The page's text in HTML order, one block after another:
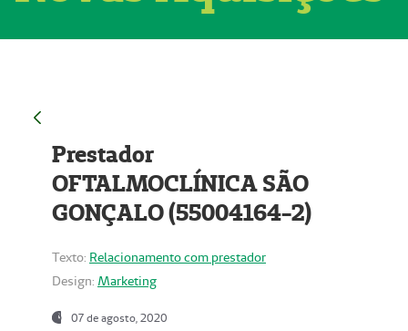
Prestador
OFTALMOCLÍNICA SÃO
GONÇALO (55004164-2)
Texto: Relacionamento com prestador
Design: Marketing
07 de agosto, 2020